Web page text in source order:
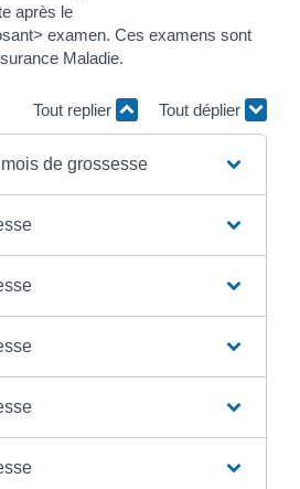
après le
examen. Ces examens sont
Maladie.
Tout replier Tout déplier
de grossesse